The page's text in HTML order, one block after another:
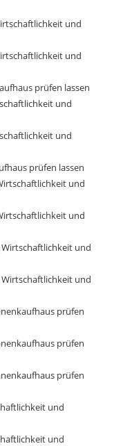
und
und
prüfen lassen
und
und
prüfen lassen
und
und
und
und
prüfen
prüfen
prüfen
und
und